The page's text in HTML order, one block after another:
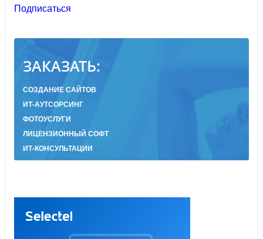
Подписаться
ЗАКАЗАТЬ:
СОЗДАНИЕ САЙТОВ
ИТ-АУТСОРСИНГ
ФОТОУСЛУГИ
ЛИЦЕНЗИОННЫЙ СОФТ
ИТ-КОНСУЛЬТАЦИИ